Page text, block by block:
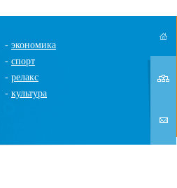
- экономика
- спорт
- релакс
- культура